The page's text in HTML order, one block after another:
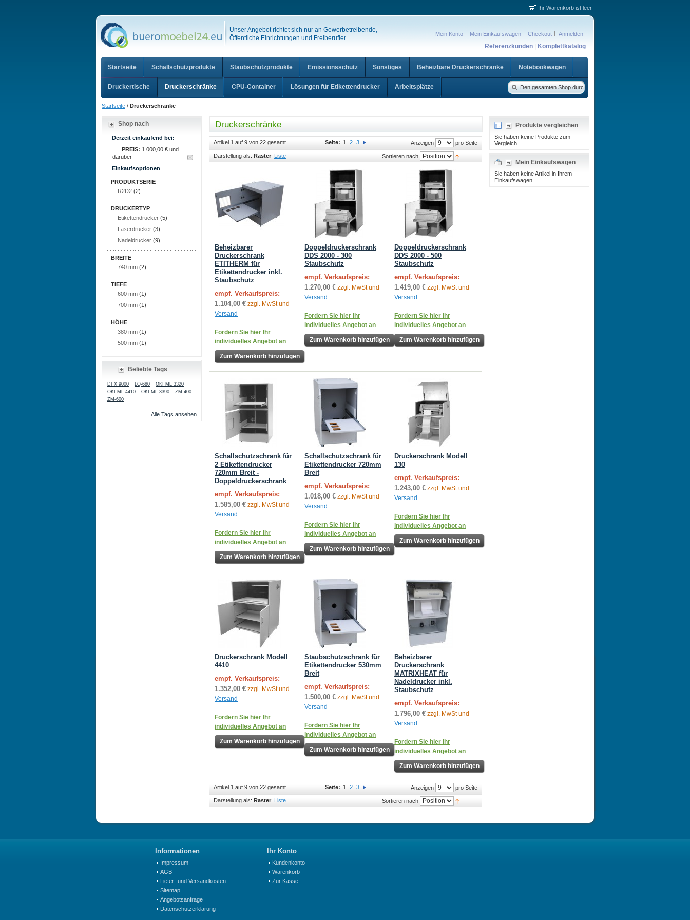
Unser Angebot richtet sich nur an Gewerbetreibende,
Öffentliche Einrichtungen und Freiberufler.
Mein Konto Mein Einkaufswagen Checkout Anmelden
Referenzkunden Komplettkatalog
Ihr Warenkorb ist leer
Startseite Schallschutzprodukte Staubschutzprodukte Emissionsschutz Sonstiges Beheizbare Druckerschränke Notebookwagen
Druckertische Druckerschränke CPU-Container Lösungen für Etikettendrucker Arbeitsplätze
Startseite / Druckerschränke
Druckerschränke
Artikel 1 auf 9 von 22 gesamt Anzeigen pro Seite
Seite: 1 2 3
Darstellung als: Raster Liste Sortieren nach
Beheizbarer
Druckerschrank
ETITHERM für
Etikettendrucker inkl.
Staubschutz
empf. Verkaufspreis:
1.104,00 € zzgl. MwSt und
Versand
Fordern Sie hier Ihr
individuelles Angebot an
Zum Warenkorb hinzufügen
Doppeldruckerschrank
DDS 2000 - 300
Staubschutz
empf. Verkaufspreis:
1.270,00 € zzgl. MwSt und
Versand
Fordern Sie hier Ihr
individuelles Angebot an
Zum Warenkorb hinzufügen
Doppeldruckerschrank
DDS 2000 - 500
Staubschutz
empf. Verkaufspreis:
1.419,00 € zzgl. MwSt und
Versand
Fordern Sie hier Ihr
individuelles Angebot an
Zum Warenkorb hinzufügen
Schallschutzschrank für
2 Etikettendrucker
720mm Breit -
Doppeldruckerschrank
empf. Verkaufspreis:
1.585,00 € zzgl. MwSt und
Versand
Fordern Sie hier Ihr
individuelles Angebot an
Zum Warenkorb hinzufügen
Schallschutzschrank für
Etikettendrucker 720mm
Breit
empf. Verkaufspreis:
1.018,00 € zzgl. MwSt und
Versand
Fordern Sie hier Ihr
individuelles Angebot an
Zum Warenkorb hinzufügen
Druckerschrank Modell
130
empf. Verkaufspreis:
1.243,00 € zzgl. MwSt und
Versand
Fordern Sie hier Ihr
individuelles Angebot an
Zum Warenkorb hinzufügen
Druckerschrank Modell
4410
empf. Verkaufspreis:
1.352,00 € zzgl. MwSt und
Versand
Fordern Sie hier Ihr
individuelles Angebot an
Zum Warenkorb hinzufügen
Staubschutzschrank für
Etikettendrucker 530mm
Breit
empf. Verkaufspreis:
1.500,00 € zzgl. MwSt und
Versand
Fordern Sie hier Ihr
individuelles Angebot an
Zum Warenkorb hinzufügen
Beheizbarer
Druckerschrank
MATRIXHEAT für
Nadeldrucker inkl.
Staubschutz
empf. Verkaufspreis:
1.796,00 € zzgl. MwSt und
Versand
Fordern Sie hier Ihr
individuelles Angebot an
Zum Warenkorb hinzufügen
Artikel 1 auf 9 von 22 gesamt Anzeigen pro Seite
Seite: 1 2 3
Darstellung als: Raster Liste Sortieren nach
Shop nach
Derzeit einkaufend bei:
PREIS: 1.000,00 € und
darüber
Einkaufsoptionen
PRODUKTSERIE
R2D2 (2)
DRUCKERTYP
Etikettendrucker (5)
Laserdrucker (3)
Nadeldrucker (9)
BREITE
740 mm (2)
TIEFE
600 mm (1)
700 mm (1)
HÖHE
380 mm (1)
500 mm (1)
Beliebte Tags
DFX 9000 LQ-680
OKI ML 3320
OKI ML 4410
OKI ML-3390
ZM-400
ZM-600
Alle Tags ansehen
Produkte vergleichen
Sie haben keine Produkte zum
Vergleich.
Mein Einkaufswagen
Sie haben keine Artikel in Ihrem
Einkaufswagen.
Informationen
Impressum
AGB
Liefer- und Versandkosten
Sitemap
Angebotsanfrage
Datenschutzerklärung
Ihr Konto
Kundenkonto
Warenkorb
Zur Kasse